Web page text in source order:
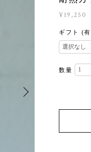
¥19,250
ギフト (
数量